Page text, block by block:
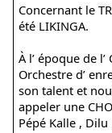
Concernant le
été LIKINGA.
À l’ époque de
Orchestre d’
son talent et
appeler une
Pépé Kalle ,